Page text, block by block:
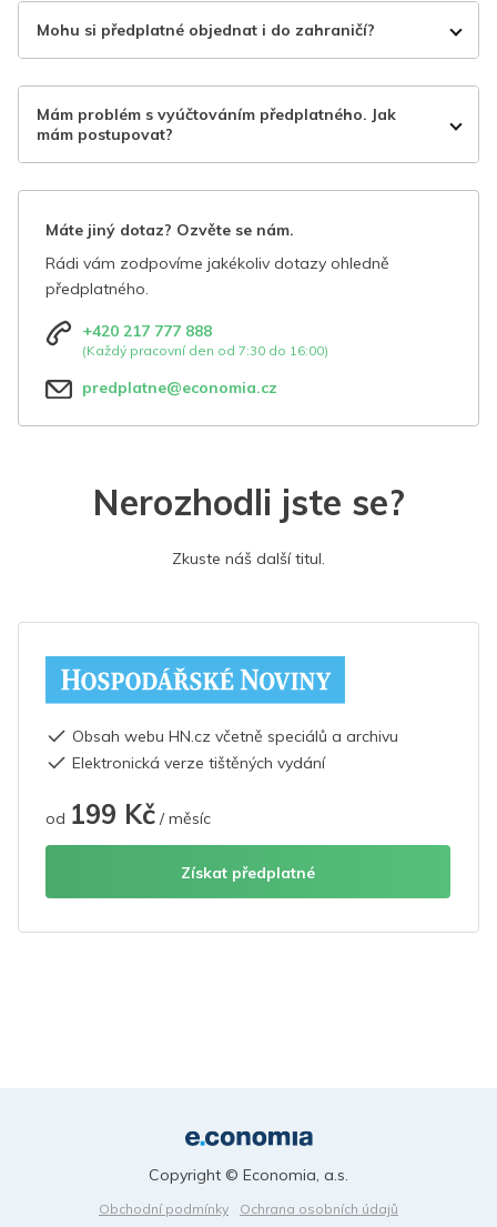
Mohu si předplatné objednat i do zahraničí?
Mám problém s vyúčtováním předplatného. Jak
mám postupovat?
Máte jiný dotaz? Ozvěte se nám.
Rádi vám zodpovíme jakékoliv dotazy ohledně
předplatného.
+420 217 777 888
(Každý pracovní den od 7:30 do 16:00)
predplatne@economia.cz
Nerozhodli jste se?
Zkuste náš další titul.
Obsah webu HN.cz včetně speciálů a archivu
Elektronická verze tištěných vydání
od 199 Kč / měsíc
Získat předplatné
Obchodní podmínky
Ochrana osobních údajů
Copyright © Economia, a.s.